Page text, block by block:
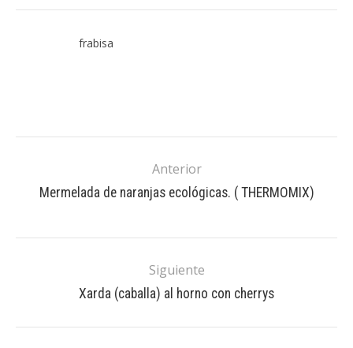
frabisa
Anterior
Mermelada de naranjas ecológicas. ( THERMOMIX)
Siguiente
Xarda (caballa) al horno con cherrys